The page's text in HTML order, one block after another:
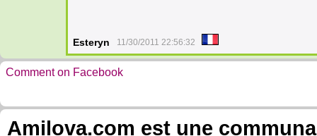
Esteryn 11/30/2011 22:56:32
Comment on Facebook
Amilova.com est une